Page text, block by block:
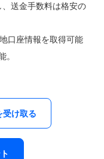
送金手数料は格安の
口座情報を取得可能
。
受け取る